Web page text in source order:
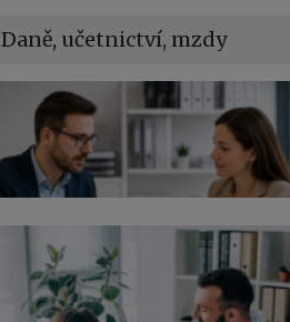
Daně, učetnictví, mzdy